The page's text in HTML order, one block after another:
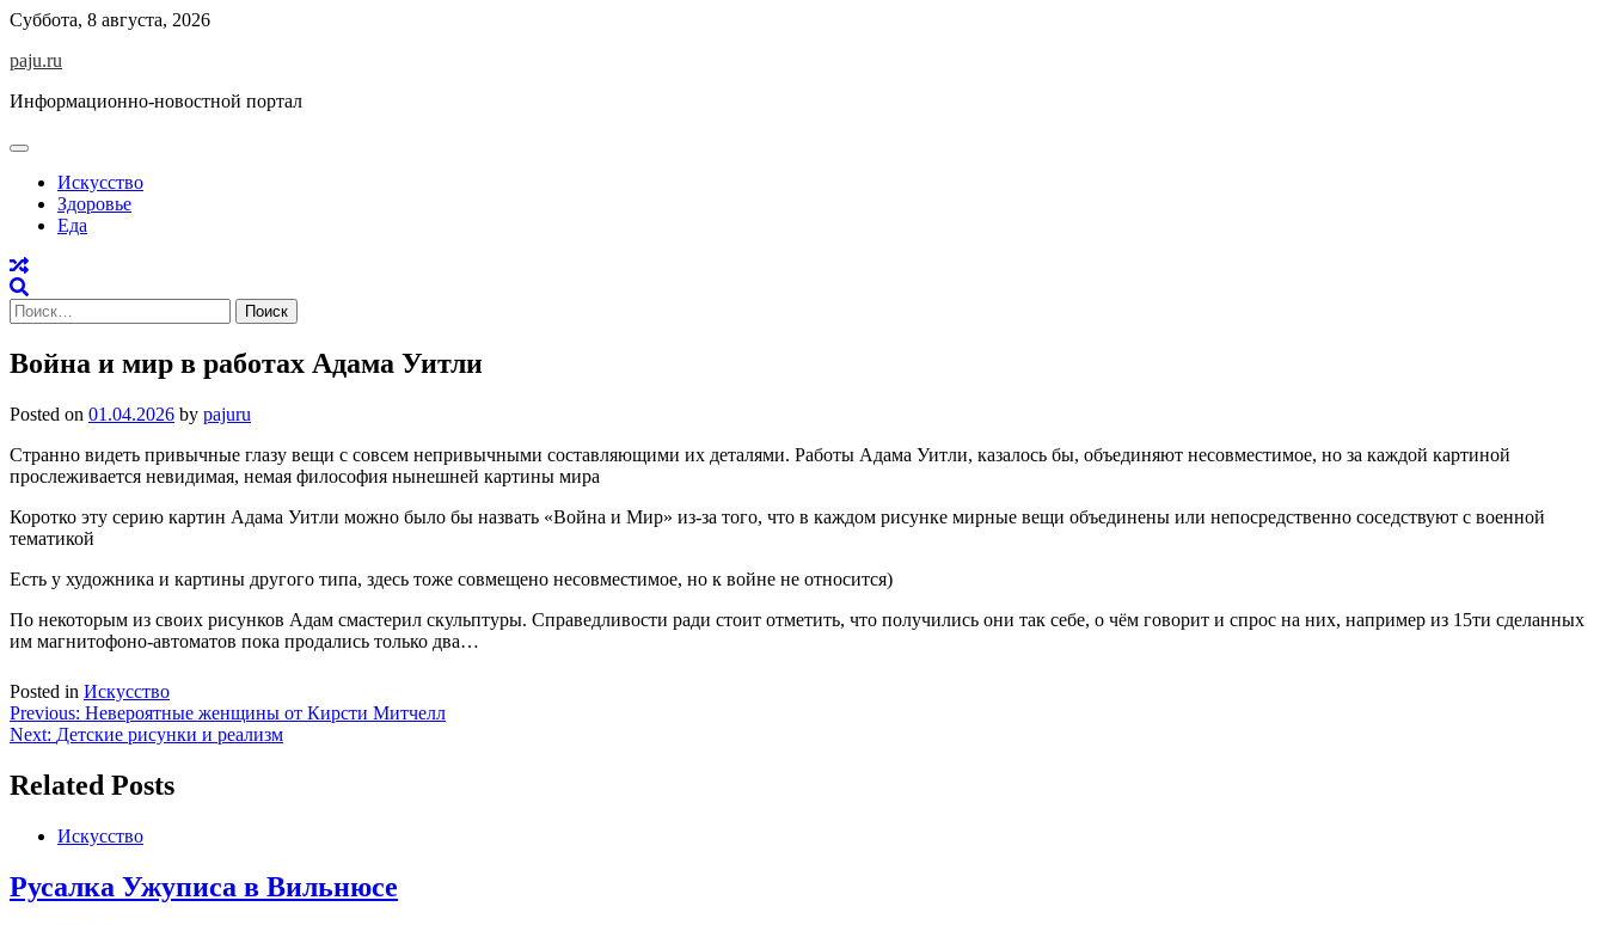
Skip
content
Суббота, 8 августа, 2026
paju.ru
Информационно-новостной портал
Искусство
Здоровье
Еда
Найти:
Война и мир в работах Адама Уитли
Posted on 01.04.2026 by pajuru
Странно видеть привычные глазу вещи с совсем непривычными составляющими их деталями. Работы Адама Уитли, казалось бы, объединяют несовместимое, но за каждой картиной
прослеживается невидимая, немая философия нынешней картины мира
Коротко эту серию картин Адама Уитли можно было бы назвать «Война и Мир» из-за того, что в каждом рисунке мирные вещи объединены или непосредственно соседствуют с военной
тематикой
Есть у художника и картины другого типа, здесь тоже совмещено несовместимое, но к войне не относится)
По некоторым из своих рисунков Адам смастерил скульптуры. Справедливости ради стоит отметить, что получились они так себе, о чём говорит и спрос на них, например из 15ти сделанных
им магнитофоно-автоматов пока продались только два…
Posted in Искусство
Навигация
по
записям
Previous: Невероятные женщины от Кирсти Митчелл
Next: Детские рисунки и реализм
Related Posts
Искусство
Русалка Ужуписа в Вильнюсе